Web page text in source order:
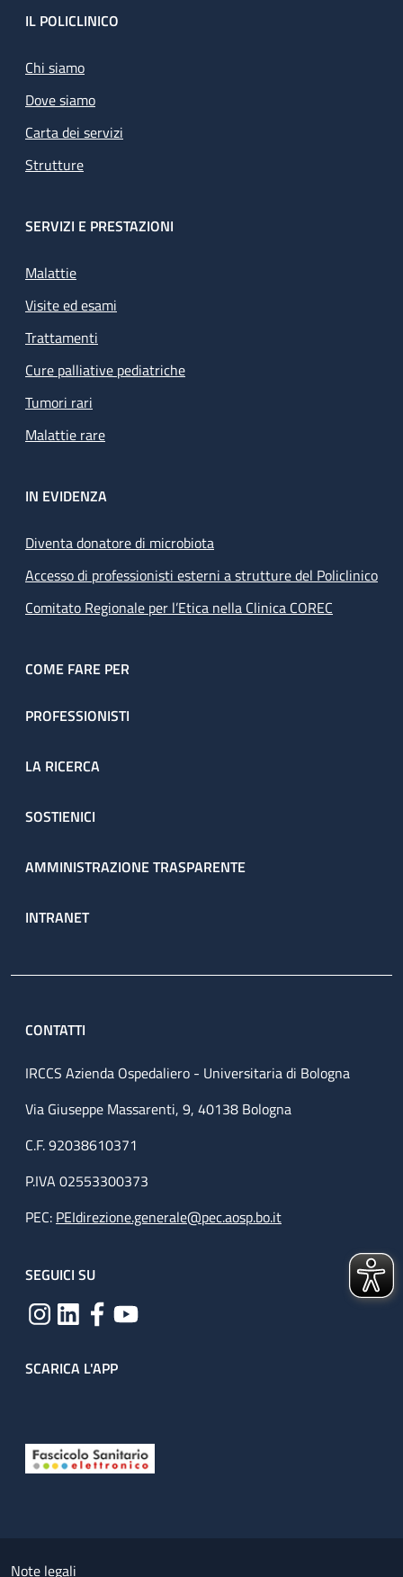
Footer
IL POLICLINICO
Chi siamo
Dove siamo
Carta dei servizi
Strutture
SERVIZI E PRESTAZIONI
Malattie
Visite ed esami
Trattamenti
Cure palliative pediatriche
Tumori rari
Malattie rare
IN EVIDENZA
Diventa donatore di microbiota
Accesso di professionisti esterni a strutture del Policlinico
Comitato Regionale per l’Etica nella Clinica COREC
COME FARE PER
PROFESSIONISTI
LA RICERCA
SOSTIENICI
AMMINISTRAZIONE TRASPARENTE
INTRANET
CONTATTI
IRCCS Azienda Ospedaliero - Universitaria di Bologna
Via Giuseppe Massarenti, 9, 40138 Bologna
C.F. 92038610371
P.IVA 02553300373
PEC: PEIdirezione.generale@pec.aosp.bo.it
SEGUICI SU
SCARICA L'APP
Small prints
Note legali